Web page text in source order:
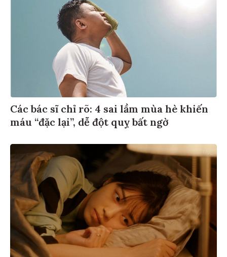
Các bác sĩ chỉ rõ: 4 sai lầm mùa hè khiến
máu “đặc lại”, dễ đột quỵ bất ngờ